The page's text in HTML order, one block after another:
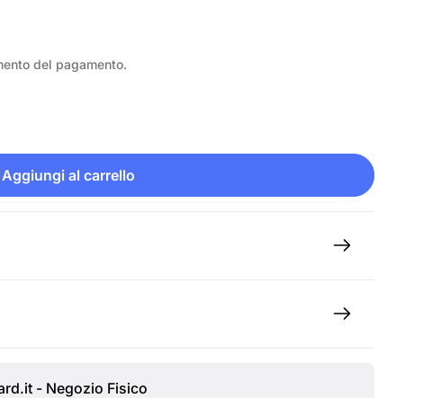
del pagamento.
Aggiungi al carrello
- Negozio Fisico